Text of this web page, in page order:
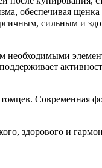
обеспечивая
сильным и
необходимыми
Современная
здорового и